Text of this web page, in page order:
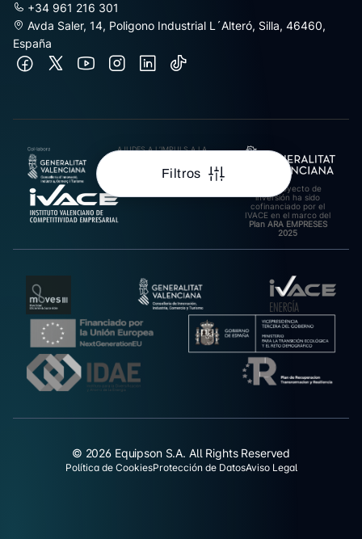
Filtros
+34 961 216 301
Avda Saler, 14, Poligono Industrial L´Alteró, Silla, 46460,
España
AJUDES A L’IMPULS A LA
DE PIMES EXPORTADORES
DE LA COMUNITAT
VALENCIANA 2025.
Este proyecto de
inversión ha sido
cofinanciado por el
IVACE en el marco del
Plan ARA EMPRESES
2025
© 2026 Equipson S.A. All Rights Reserved
Política de CookiesProtección de DatosAviso Legal